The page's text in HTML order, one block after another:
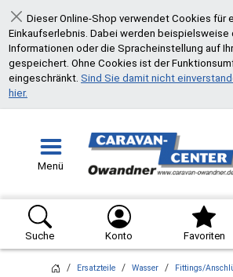
Schließen
Dieser Online-Shop verwendet Cookies für
Einkaufserlebnis. Dabei werden beispielsweise
Informationen oder die Spracheinstellung auf
gespeichert. Ohne Cookies ist der
eingeschränkt. Sind Sie damit nicht
hier.
Menü
Suche Konto Favoriten
Ersatzteile Wasser Fittings/